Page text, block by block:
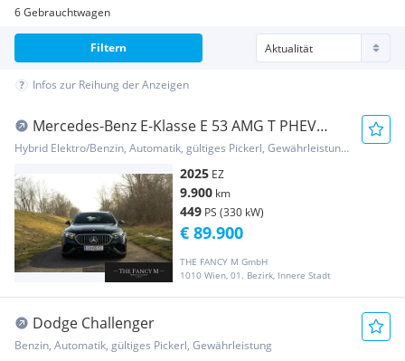
6 Gebrauchtwagen
Filtern
Infos zur Reihung der Anzeigen
Mercedes-Benz E-Klasse E 53 AMG T PHEV
4Matic 21,2kWh Aut.
Hybrid Elektro/Benzin, Automatik, gültiges Pickerl, Gewährleistung, Garantie
2025 EZ
9.900 km
449 PS (330 kW)
THE FANCY M GmbH
1010 Wien, 01. Bezirk, Innere Stadt
€ 89.900
Dodge Challenger
Benzin, Automatik, gültiges Pickerl, Gewährleistung